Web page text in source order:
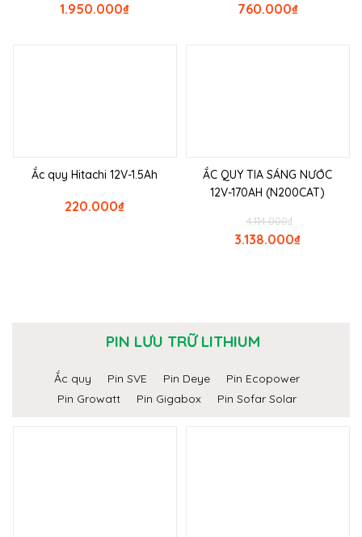
₫
1.950.000 ₫
760.000
Ắc quy Hitachi 12V-1.5Ah
₫
220.000
ẮC QUY TIA SÁNG NƯỚC
12V-170AH (N200CAT)
₫
4.114.000
₫
3.138.000
PIN LƯU TRỮ LITHIUM
Ắc quy Pin SVE Pin Deye
Pin Ecopower
Pin Growatt
Pin Gigabox Pin Sofar Solar